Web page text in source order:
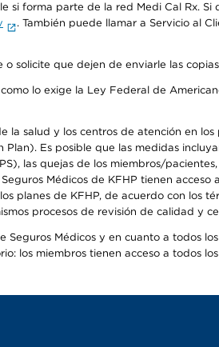
si forma parte de la red Medi Cal Rx. Si
. También puede llamar a Servicio al
solicite que dejen de enviarle las
lo exige la Ley Federal de
la salud y los centros de atención en los
Es posible que las medidas
las quejas de los miembros/
Médicos de KFHP tienen acceso
planes de KFHP, de acuerdo con los
procesos de revisión de calidad y
Seguros Médicos y en cuanto a todos
los miembros tienen acceso a todos